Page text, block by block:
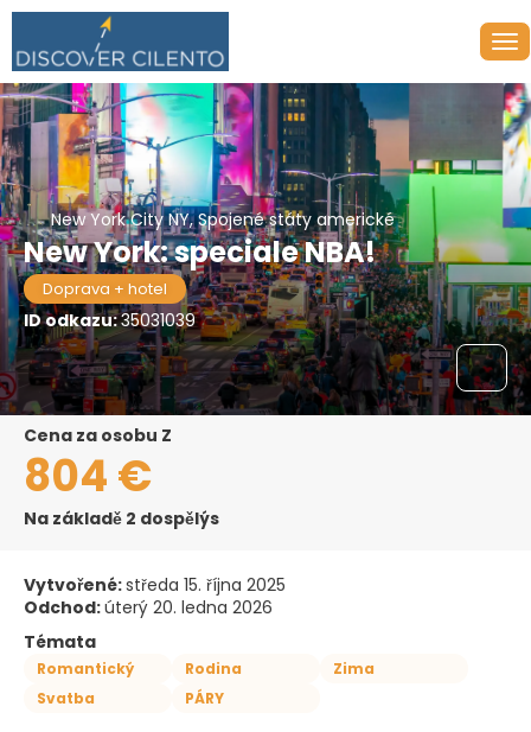
New York City NY, Spojené státy americké
New York: speciale NBA!
Doprava + hotel
ID odkazu:35031039
Cena za osobu Z
804 €
Na základě 2 dospělýs
Vytvořené:středa 15. října 2025
Odchod:úterý 20. ledna 2026
Témata
Romantický Rodina
Zima
Svatba
PÁRY